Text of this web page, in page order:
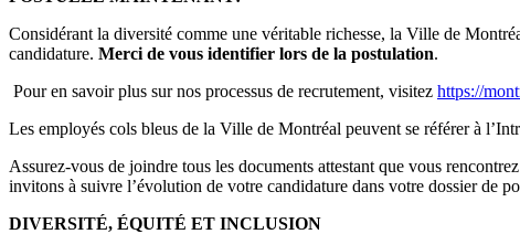
Considérant la diversité comme une véritable richesse, la Ville de
candidature. Merci de vous identifier lors de la postulation.
Pour en savoir plus sur nos processus de recrutement, visitez https://
Les employés cols bleus de la Ville de Montréal peuvent se référer à
Assurez-vous de joindre tous les documents attestant que vous
invitons à suivre l’évolution de votre candidature dans votre dossier de
DIVERSITÉ, ÉQUITÉ ET INCLUSION